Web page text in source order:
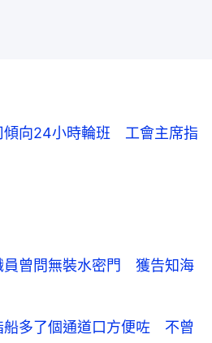
傾向24小時輪班 工會主席指
員曾問無裝水密門 獲告知海
船多了個通道口方便咗 不曾